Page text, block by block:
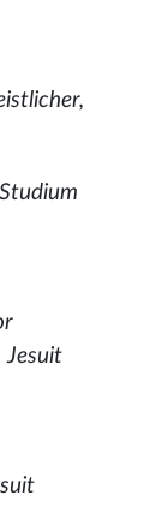
Studium
Jesuit